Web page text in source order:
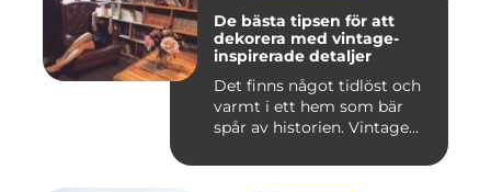
De bästa tipsen för att
dekorera med vintage-
inspirerade detaljer
Det finns något tidlöst och
varmt i ett hem som bär
spår av historien. Vintage...